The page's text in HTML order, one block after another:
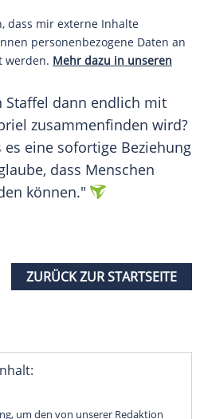
dass mir externe Inhalte
personenbezogene Daten an
werden. Mehr dazu in unseren
Staffel dann endlich mit
zusammenfinden wird?
eine sofortige Beziehung
dass Menschen
können."
ZURÜCK ZUR STARTSEITE
um den von unserer Redaktion